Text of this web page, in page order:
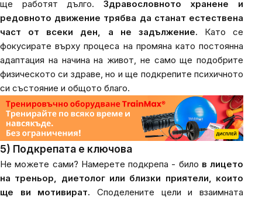
ще работят дълго. Здравословното хранене и
редовното движение трябва да станат естествена
част от всеки ден, а не задължение. Като се
фокусирате върху процеса на промяна като постоянна
адаптация на начина на живот, не само ще подобрите
физическото си здраве, но и ще подкрепите психичното
си състояние и общото благо.
5) Подкрепата е ключова
Не можете сами? Намерете подкрепа - било в лицето
на треньор, диетолог или близки приятели, които
ще ви мотивират. Споделените цели и взаимната